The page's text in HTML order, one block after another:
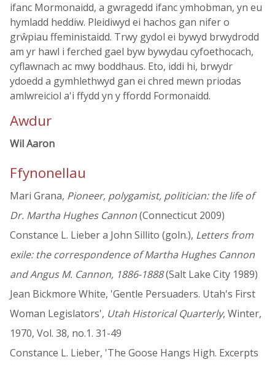
ifanc Mormonaidd, a gwragedd ifanc ymhobman, yn eu
hymladd heddiw. Pleidiwyd ei hachos gan nifer o
grŵpiau ffeministaidd. Trwy gydol ei bywyd brwydrodd
am yr hawl i ferched gael byw bywydau cyfoethocach,
cyflawnach ac mwy boddhaus. Eto, iddi hi, brwydr
ydoedd a gymhlethwyd gan ei chred mewn priodas
amlwreiciol a'i ffydd yn y ffordd Formonaidd.
Awdur
Wil Aaron
Ffynonellau
Mari Grana, Pioneer, polygamist, politician: the life of
Dr. Martha Hughes Cannon(Connecticut 2009)
Constance L. Lieber a John Sillito (goln.), Letters from
exile: the correspondence of Martha Hughes Cannon
and Angus M. Cannon, 1886-1888(Salt Lake City 1989)
Jean Bickmore White, 'Gentle Persuaders. Utah's First
Woman Legislators', Utah Historical Quarterly, Winter,
1970, Vol. 38, no.1. 31-49
Constance L. Lieber, 'The Goose Hangs High. Excerpts